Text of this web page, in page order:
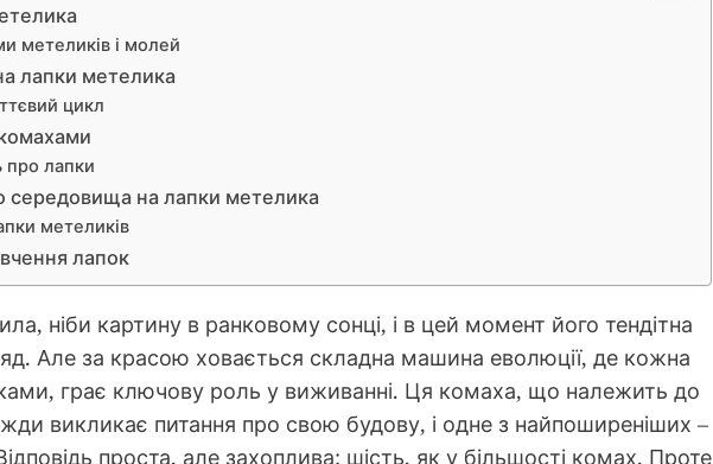
метеликів і молей
лапки метелика
цикл
про лапки
середовища на лапки метелика
метеликів
лапок
ніби картину в ранковому сонці, і в цей момент його тендітна
Але за красою ховається складна машина еволюції, де кожна
грає ключову роль у виживанні. Ця комаха, що належить до
викликає питання про свою будову, і одне з найпоширеніших –
проста, але захоплива: шість, як у більшості комах. Проте